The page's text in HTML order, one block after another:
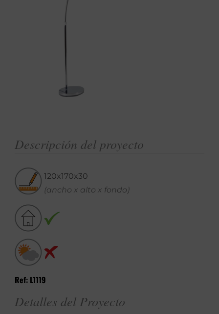
Descripción del proyecto
120x170x30
(ancho x alto x fondo)
Ref: L1119
Detalles del Proyecto